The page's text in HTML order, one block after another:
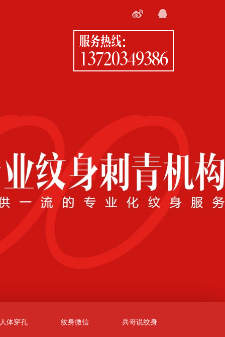
服务热线：
13720349386
人体穿孔 纹身微信 兵哥说纹身